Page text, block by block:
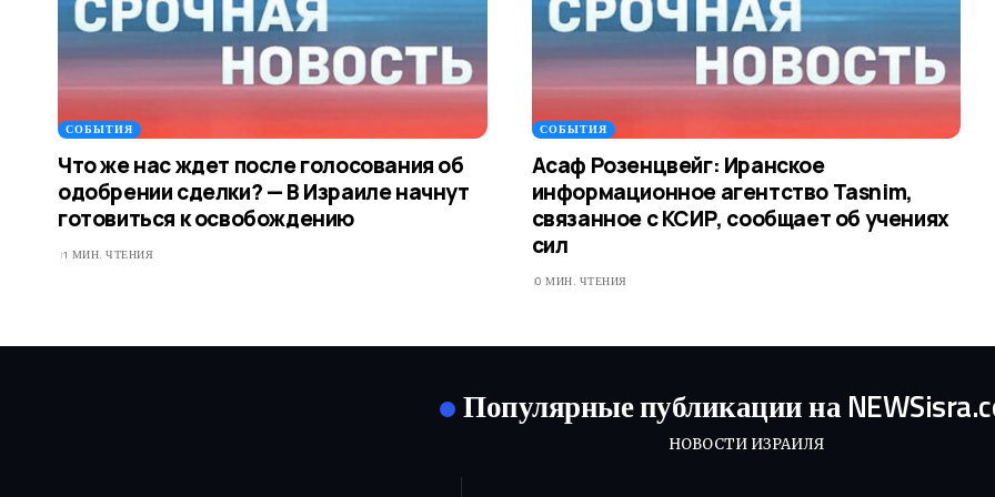
СОБЫТИЯ
Что же нас ждет после голосования об
одобрении сделки? — В Израиле начнут
готовиться к освобождению
1 МИН. ЧТЕНИЯ
СОБЫТИЯ
Асаф Розенцвейг: Иранское
информационное агентство Tasnim,
связанное с КСИР, сообщает об учениях
сил
0 МИН. ЧТЕНИЯ
Популярные публикации на
НОВОСТИ ИЗРАИЛЯ